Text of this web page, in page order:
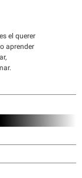
el querer
aprender